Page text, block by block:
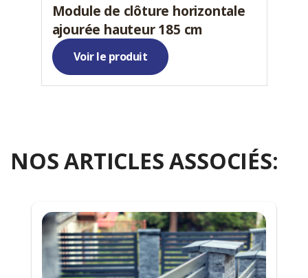
Module de clôture horizontale
ajourée hauteur 185 cm
Voir le produit
NOS ARTICLES ASSOCIÉS: